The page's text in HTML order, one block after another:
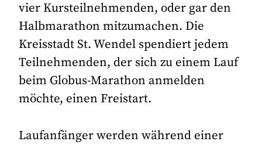
vier Kursteilnehmenden, oder gar den
Halbmarathon mitzumachen. Die
Kreisstadt St. Wendel spendiert jedem
Teilnehmenden, der sich zu einem Lauf
beim Globus-Marathon anmelden
möchte, einen Freistart.
Laufanfänger werden während einer